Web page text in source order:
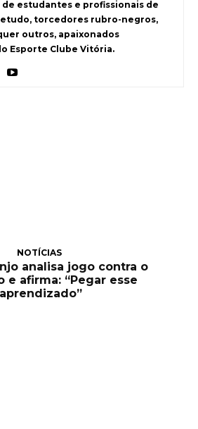
estudantes e profissionais de
torcedores rubro-negros,
outros, apaixonados
Esporte Clube Vitória.
NOTÍCIAS
analisa jogo contra o
e afirma: “Pegar esse
aprendizado”